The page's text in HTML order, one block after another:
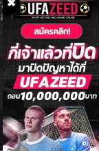
Blue Lock ขังดวล
นที่ 338 high
scan,
มีนาคม 19,